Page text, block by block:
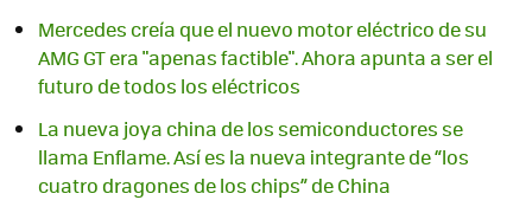
Mercedes creía que el nuevo motor eléctrico de su
AMG GT era "apenas factible". Ahora apunta a ser el
futuro de todos los eléctricos
La nueva joya china de los semiconductores se
llama Enflame. Así es la nueva integrante de “los
cuatro dragones de los chips” de China